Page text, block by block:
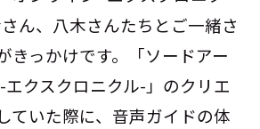
ん、八木さんたちとご一緒さ
きっかけです。「ソードアー
エクスクロニクル-」のクリエ
ていた際に、音声ガイドの体